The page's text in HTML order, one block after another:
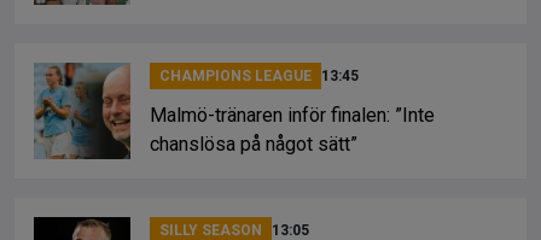
CHAMPIONS LEAGUE 13:45
Malmö-tränaren inför finalen: ”Inte
chanslösa på något sätt”
SILLY SEASON 13:05